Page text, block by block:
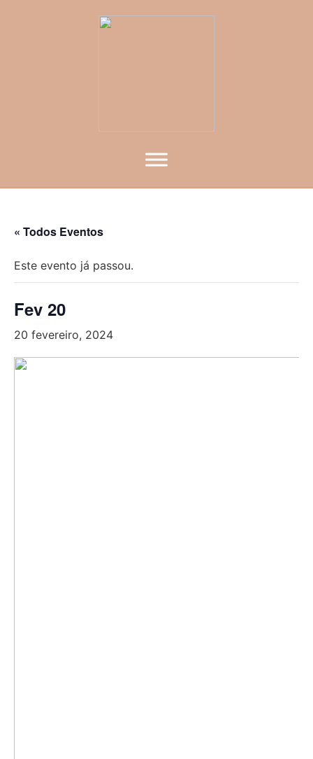
« Todos Eventos
Este evento já passou.
Fev 20
20 fevereiro, 2024